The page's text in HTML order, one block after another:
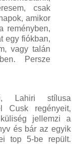
csak
amikor
reményben,
egy fiókban,
vagy talán
Persze
Lahiri stílusa
Cusk regényeit,
jellemzi a
és bár az egyik
top 5-be repült.